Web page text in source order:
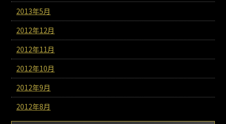
2013年5月
2012年12月
2012年11月
2012年10月
2012年9月
2012年8月